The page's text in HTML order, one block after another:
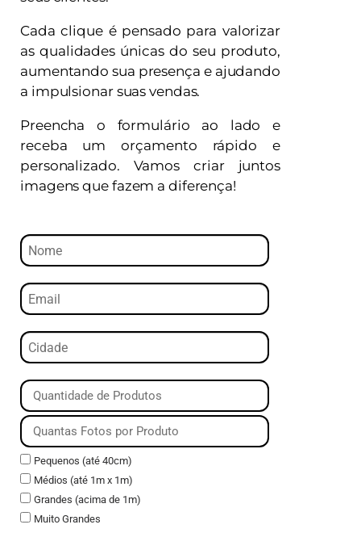
Cada clique é pensado para valorizar
as qualidades únicas do seu produto,
aumentando sua presença e ajudando
a impulsionar suas vendas.
Preencha o formulário ao lado e
receba um orçamento rápido e
personalizado. Vamos criar juntos
imagens que fazem a diferença!
Pequenos (até 40cm)
Médios (até 1m x 1m)
Grandes (acima de 1m)
Muito Grandes